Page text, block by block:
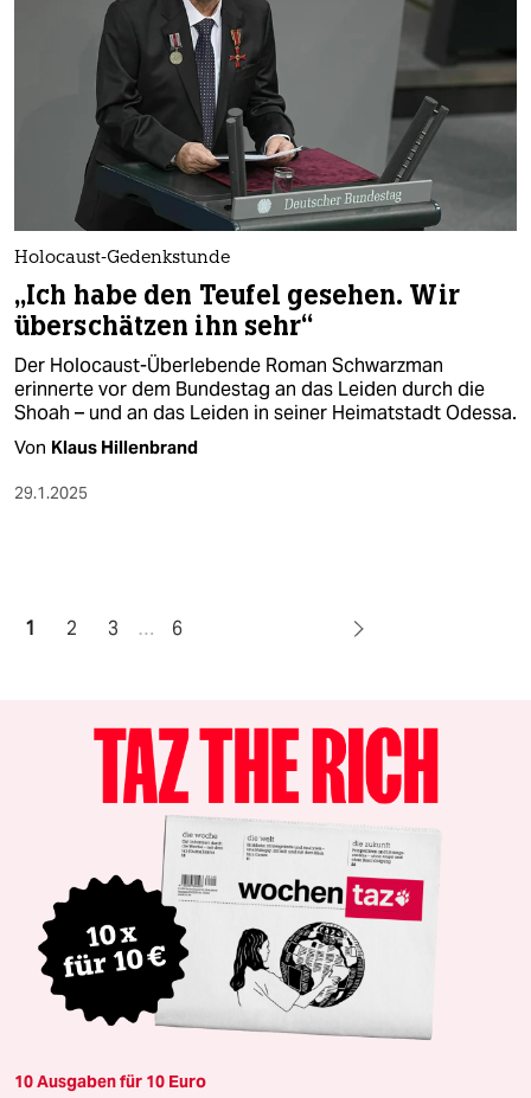
Holocaust-Gedenkstunde
„Ich habe den Teufel gesehen. Wir
überschätzen ihn sehr“
Der Holocaust-Überlebende Roman Schwarzman
erinnerte vor dem Bundestag an das Leiden durch die
Shoah – und an das Leiden in seiner Heimatstadt Odessa.
Von Klaus Hillenbrand
29.1.2025
1 2 3 … 6
10 Ausgaben für 10 Euro